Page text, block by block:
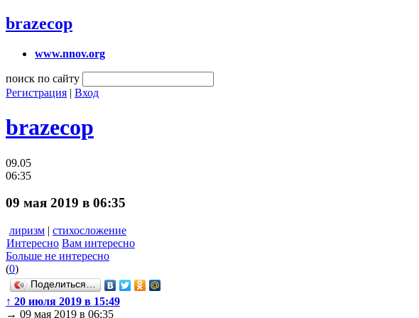
brazecop
www.nnov.org
поиск по сайту
Регистрация | Вход
brazecop
09.05
06:35
09 мая 2019 в 06:35
лиризм | стихосложение
Интересно Вам интересно
Больше не интересно
(0)
Поделиться…
↑ 20 июля 2019 в 15:49
→ 09 мая 2019 в 06:35